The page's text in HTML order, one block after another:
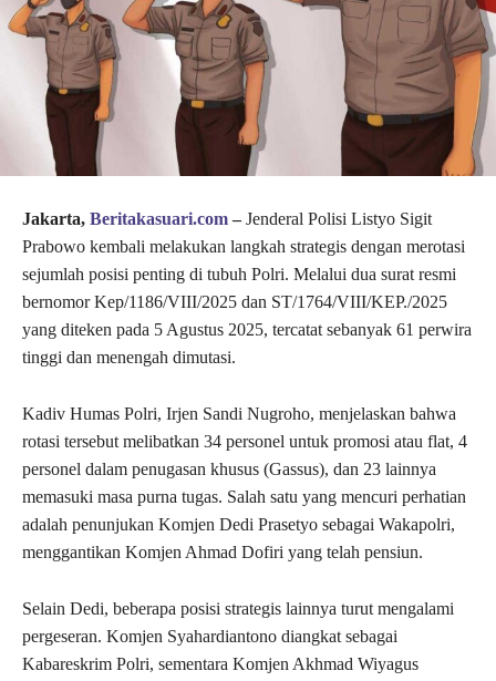
Jakarta, Beritakasuari.com–Jenderal Polisi Listyo Sigit
Prabowo kembali melakukan langkah strategis dengan merotasi
sejumlah posisi penting di tubuh Polri. Melalui dua surat resmi
bernomor Kep/1186/VIII/2025 dan ST/1764/VIII/KEP./2025
yang diteken pada 5 Agustus 2025, tercatat sebanyak 61 perwira
tinggi dan menengah dimutasi.
Kadiv Humas Polri, Irjen Sandi Nugroho, menjelaskan bahwa
rotasi tersebut melibatkan 34 personel untuk promosi atau flat, 4
personel dalam penugasan khusus (Gassus), dan 23 lainnya
memasuki masa purna tugas. Salah satu yang mencuri perhatian
adalah penunjukan Komjen Dedi Prasetyo sebagai Wakapolri,
menggantikan Komjen Ahmad Dofiri yang telah pensiun.
Selain Dedi, beberapa posisi strategis lainnya turut mengalami
pergeseran. Komjen Syahardiantono diangkat sebagai
Kabareskrim Polri, sementara Komjen Akhmad Wiyagus